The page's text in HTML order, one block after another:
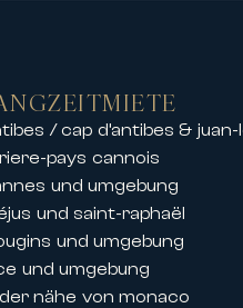
und
in den
eine private
/ cap d’antibes & juan-
pays cannois
und umgebung
und saint-raphaël
und umgebung
und umgebung
nähe von monaco